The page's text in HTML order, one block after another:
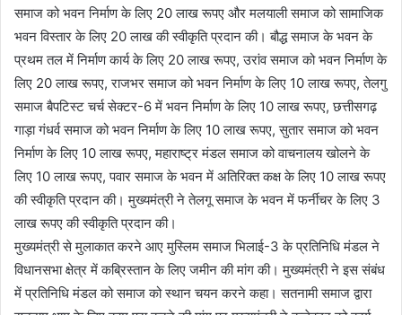
समाज को भवन निर्माण के लिए 20 लाख रूपए और मलयाली समाज को सामाजिक
भवन विस्तार के लिए 20 लाख की स्वीकृति प्रदान की। बौद्ध समाज के भवन के
प्रथम तल में निर्माण कार्य के लिए 20 लाख रूपए, उरांव समाज को भवन निर्माण के
लिए 20 लाख रूपए, राजभर समाज को भवन निर्माण के लिए 10 लाख रूपए, तेलगु
समाज बैपटिस्ट चर्च सेक्टर-6 में भवन निर्माण के लिए 10 लाख रूपए, छत्तीसगढ़
गाड़ा गंधर्व समाज को भवन निर्माण के लिए 10 लाख रूपए, सुतार समाज को भवन
निर्माण के लिए 10 लाख रूपए, महाराष्ट्र मंडल समाज को वाचनालय खोलने के
लिए 10 लाख रूपए, पवार समाज के भवन में अतिरिक्त कक्ष के लिए 10 लाख रूपए
की स्वीकृति प्रदान की। मुख्यमंत्री ने तेलगू समाज के भवन में फर्नीचर के लिए 3
लाख रूपए की स्वीकृति प्रदान की।
मुख्यमंत्री से मुलाकात करने आए मुस्लिम समाज भिलाई-3 के प्रतिनिधि मंडल ने
विधानसभा क्षेत्र में कब्रिस्तान के लिए जमीन की मांग की। मुख्यमंत्री ने इस संबंध
में प्रतिनिधि मंडल को समाज को स्थान चयन करने कहा। सतनामी समाज द्वारा